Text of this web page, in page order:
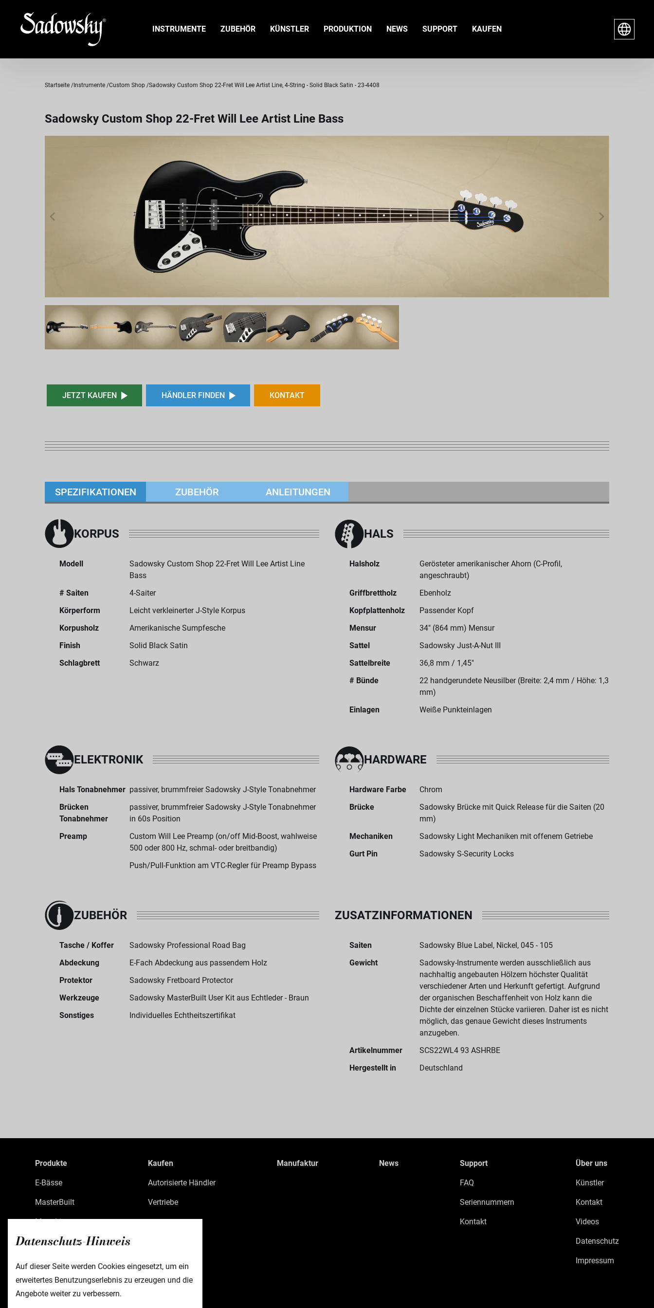
Datenschutz-Hinweis
Auf dieser Seite werden Cookies eingesetzt, um ein
erweitertes Benutzungserlebnis zu erzeugen und die
Angebote weiter zu verbessern.
INSTRUMENTE ZUBEHÖR KÜNSTLER PRODUKTION NEWS SUPPORT KAUFEN
Startseite Instrumente Custom Shop Sadowsky Custom Shop 22-Fret Will Lee Artist Line, 4-String - Solid Black Satin - 23-4408
Sadowsky Custom Shop 22-Fret Will Lee Artist Line Bass
JETZT KAUFEN HÄNDLER FINDEN KONTAKT
SPEZIFIKATIONEN ZUBEHÖR ANLEITUNGEN
KORPUS
Modell
Sadowsky Custom Shop 22-Fret Will Lee Artist Line
Bass
# Saiten
4-Saiter
Körperform
Leicht verkleinerter J-Style Korpus
Korpusholz
Amerikanische Sumpfesche
Finish
Solid Black Satin
Schlagbrett
Schwarz
HALS
Halsholz
Gerösteter amerikanischer Ahorn (C-Profil,
angeschraubt)
Griffbrettholz
Ebenholz
Kopfplattenholz
Passender Kopf
Mensur
34" (864 mm) Mensur
Sattel
Sadowsky Just-A-Nut III
Sattelbreite
36,8 mm / 1,45"
# Bünde
22 handgerundete Neusilber (Breite: 2,4 mm / Höhe: 1,3
mm)
Einlagen
Weiße Punkteinlagen
ELEKTRONIK
Hals Tonabnehmer passiver, brummfreier Sadowsky J-Style Tonabnehmer
Brücken
Tonabnehmer
passiver, brummfreier Sadowsky J-Style Tonabnehmer
in 60s Position
Preamp
Custom Will Lee Preamp (on/off Mid-Boost, wahlweise
500 oder 800 Hz, schmal- oder breitbandig)
Push/Pull-Funktion am VTC-Regler für Preamp Bypass
HARDWARE
Hardware Farbe
Chrom
Brücke
Sadowsky Brücke mit Quick Release für die Saiten (20
mm)
Mechaniken
Sadowsky Light Mechaniken mit offenem Getriebe
Gurt Pin
Sadowsky S-Security Locks
ZUBEHÖR
Tasche / Koffer
Sadowsky Professional Road Bag
Abdeckung
E-Fach Abdeckung aus passendem Holz
Protektor
Sadowsky Fretboard Protector
Werkzeuge
Sadowsky MasterBuilt User Kit aus Echtleder - Braun
Sonstiges
Individuelles Echtheitszertifikat
ZUSATZINFORMATIONEN
Saiten
Sadowsky Blue Label, Nickel, 045 - 105
Gewicht
Sadowsky-Instrumente werden ausschließlich aus
nachhaltig angebauten Hölzern höchster Qualität
verschiedener Arten und Herkunft gefertigt. Aufgrund
der organischen Beschaffenheit von Holz kann die
Dichte der einzelnen Stücke variieren. Daher ist es nicht
möglich, das genaue Gewicht dieses Instruments
anzugeben.
Artikelnummer
SCS22WL4 93 ASHRBE
Hergestellt in
Deutschland
Produkte
E-Bässe
MasterBuilt
MetroLine
MetroExpress
Custom Shop
Zubehör
Kaufen
Autorisierte Händler
Vertriebe
Manufaktur News Support
FAQ
Seriennummern
Kontakt
Über uns
Künstler
Kontakt
Videos
Datenschutz
Impressum